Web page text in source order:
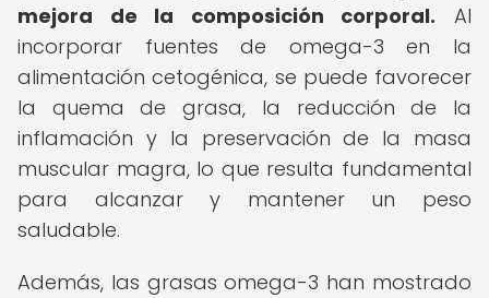
mejora de la composición corporal. Al
incorporar fuentes de omega-3 en la
alimentación cetogénica, se puede favorecer
la quema de grasa, la reducción de la
inflamación y la preservación de la masa
muscular magra, lo que resulta fundamental
para alcanzar y mantener un peso
saludable.
Además, las grasas omega-3 han mostrado